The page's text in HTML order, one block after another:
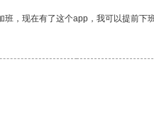
，现在有了这个app，我可以提前下